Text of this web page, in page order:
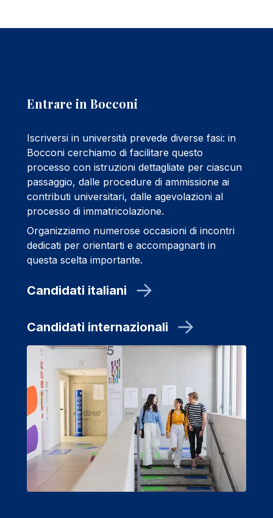
Entrare in Bocconi
Iscriversi in università prevede diverse fasi: in
Bocconi cerchiamo di facilitare questo
processo con istruzioni dettagliate per ciascun
passaggio, dalle procedure di ammissione ai
contributi universitari, dalle agevolazioni al
processo di immatricolazione.
Organizziamo numerose occasioni di incontri
dedicati per orientarti e accompagnarti in
questa scelta importante.
Candidati italiani
Candidati internazionali